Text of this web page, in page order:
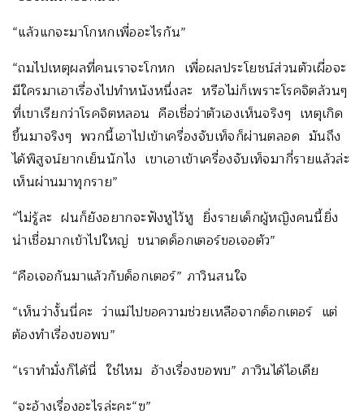
“แล้วแกจะมาโกหกเพื่ออะไรกัน”
“ถมไปเหตุผลที่คนเราจะโกหก เพื่อผลประโยชน์ส่วนตัวเผื่อจะ
มีใครมาเอาเรื่องไปทำหนังหนึ่งละ หรือไม่ก็เพราะโรคจิตล้วนๆ
ที่เขาเรียกว่าโรคจิตหลอน คือเชื่อว่าตัวเองเห็นจริงๆ เหตุเกิด
ขึ้นมาจริงๆ พวกนี้เอาไปเข้าเครื่องจับเท็จก็ผ่านตลอด มันถึง
ได้พิสูจน์ยากเย็นนักไง เขาเอาเข้าเครื่องจับเท็จมากี่รายแล้วล่ะ
เห็นผ่านมาทุกราย”
“ไม่รู้ละ ฝนก็ยังอยากจะฟังหูไว้หู ยิ่งรายเด็กผู้หญิงคนนี้ยิ่ง
น่าเชื่อมากเข้าไปใหญ่ ขนาดด็อกเตอร์ขอเจอตัว”
“คือเจอกันมาแล้วกับด็อกเตอร์” ภาวินสนใจ
“เห็นว่างั้นนี่คะ ว่าแม่ไปขอความช่วยเหลือจากด็อกเตอร์ แต่
ต้องทำเรื่องขอพบ”
“เราทำมั่งก็ได้นี่ ใช่ไหม อ้างเรื่องขอพบ” ภาวินได้ไอเดีย
“จะอ้างเรื่องอะไรล่ะคะ“ฃ”